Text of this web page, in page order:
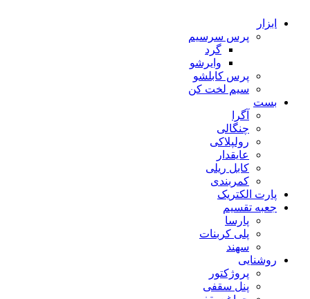
ابزار
پرس سرسیم
گرد
وایرشو
پرس کابلشو
سیم لخت کن
بست
آگرا
چنگالی
رولپلاکی
عایقدار
کابل ریلی
کمربندی
پارت الکتریک
جعبه تقسیم
پارسا
پلی کربنات
سهند
روشنایی
پروژکتور
پنل سقفی